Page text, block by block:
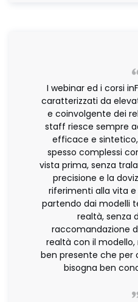
I webinar ed i corsi
caratterizzati da
e coinvolgente dei
staff riesce sempre
efficace e
spesso complessi
vista prima, senza
precisione e la
riferimenti alla vita
partendo dai modelli
realtà, senza
raccomandazione
realtà con il
ben presente che per
bisogna ben